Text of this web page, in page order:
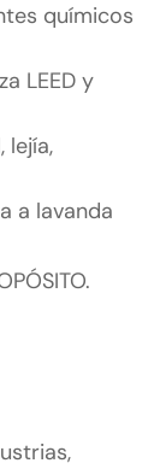
químicos
LEED y
lejía,
a lavanda